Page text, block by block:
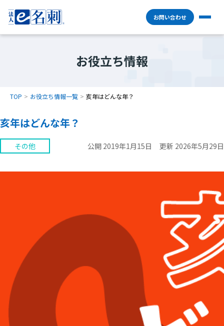
お問い合わせ
お役立ち情報
TOP お役立ち情報一覧 亥年はどんな年？
亥年はどんな年？
その他 公開 2019年1月15日 更新 2026年5月29日